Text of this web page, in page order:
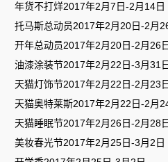
年货不打烊2017年2月7日-2月14日
托马斯总动员2017年2月20日-2月
开年总动员2017年2月20日-2月26日
油漆涂装节2017年2月22日-3月31日
天猫灯饰节2017年2月22日-2月23日
天猫奥特莱斯2017年2月22日-2月
天猫睡眠节2017年2月26日-2月28日
美妆春光节2017年2月25日-3月2日